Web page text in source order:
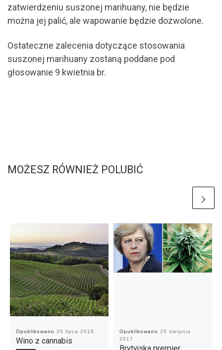
zatwierdzeniu suszonej marihuany, nie będzie
można jej palić, ale wapowanie będzie dozwolone.
Ostateczne zalecenia dotyczące stosowania
suszonej marihuany zostaną poddane pod
głosowanie 9 kwietnia br.
MOŻESZ RÓWNIEŻ POLUBIĆ
Opublikowano 20 lipca 2018
Wino z cannabis
Opublikowano 25 sierpnia
2017